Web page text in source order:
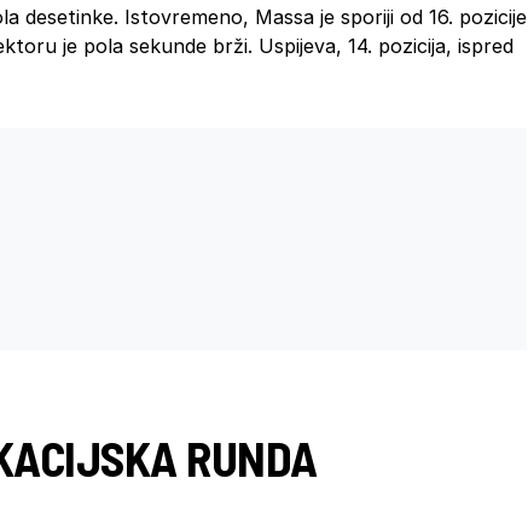
desetinke. Istovremeno, Massa je sporiji od 16. pozicije
je pola sekunde brži. Uspijeva, 14. pozicija, ispred
RUNDA